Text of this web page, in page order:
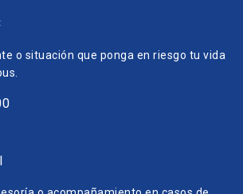
o situación que ponga en riesgo tu vida